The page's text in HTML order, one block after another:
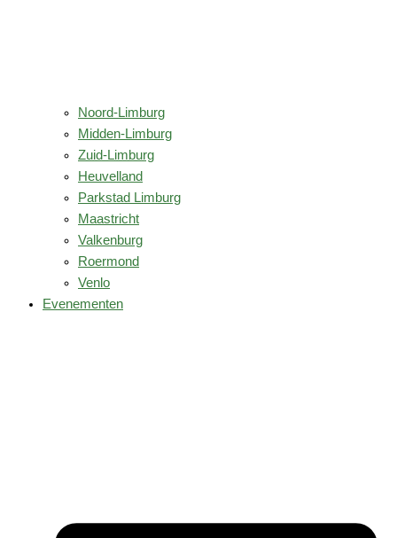
Noord-Limburg
Midden-Limburg
Zuid-Limburg
Heuvelland
Parkstad Limburg
Maastricht
Valkenburg
Roermond
Venlo
Evenementen